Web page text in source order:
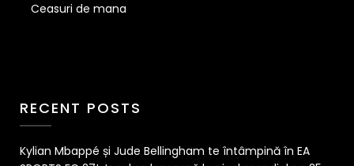
Ceasuri de mana
RECENT POSTS
Kylian Mbappé și Jude Bellingham te întâmpină în EA